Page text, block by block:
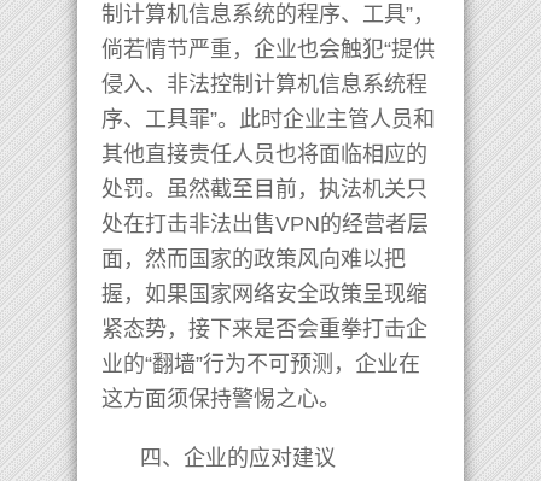
制计算机信息系统的程序、工具”，
倘若情节严重，企业也会触犯“提供
侵入、非法控制计算机信息系统程
序、工具罪”。此时企业主管人员和
其他直接责任人员也将面临相应的
处罚。虽然截至目前，执法机关只
处在打击非法出售VPN的经营者层
面，然而国家的政策风向难以把
握，如果国家网络安全政策呈现缩
紧态势，接下来是否会重拳打击企
业的“翻墙”行为不可预测，企业在
这方面须保持警惕之心。
四、企业的应对建议